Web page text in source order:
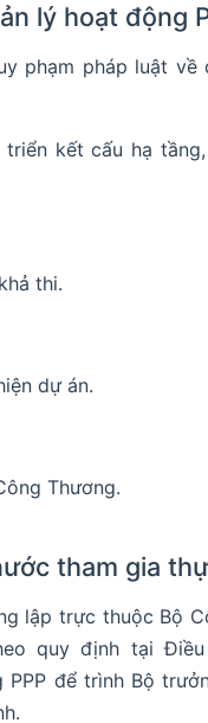
lý hoạt động
phạm pháp luật
kết cấu hạ
thi.
dự án.
Thương.
tham gia
lập trực thuộc Bộ
quy định tại
để trình Bộ